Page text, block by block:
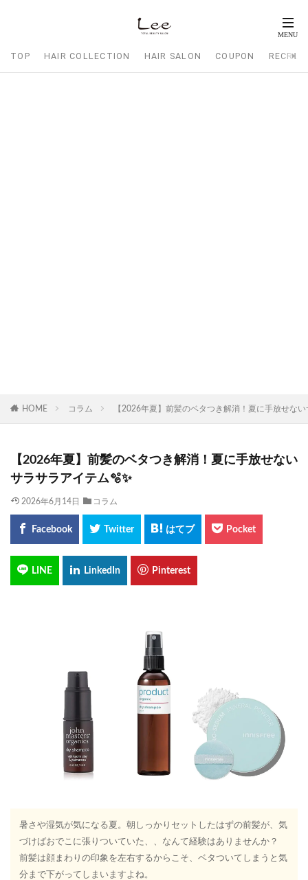
TOP HAIR COLLECTION HAIR SALON COUPON
HOME コラム 【2026年夏】前髪のベタつき解消！夏に手放せな
【2026年夏】前髪のベタつき解消！夏に手放せない
サラサラアイテム🫧✨
2026年6月14日 コラム
暑さや湿気が気になる夏。朝しっかりセットしたはずの前髪が、気
づけばおでこに張りついていた、、なんて経験はありませんか？
前髪は顔まわりの印象を左右するからこそ、ベタついてしまうと気
分まで下がってしまいますよね。